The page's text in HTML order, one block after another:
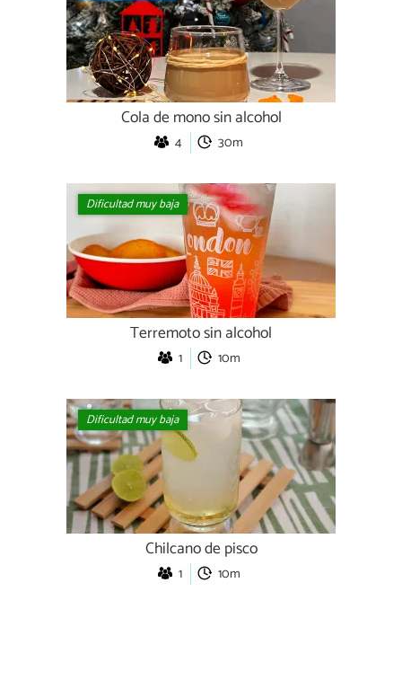
Cola de mono sin alcohol
4 30m
Dificultad muy baja
Terremoto sin alcohol
1 10m
Dificultad muy baja
Chilcano de pisco
1 10m